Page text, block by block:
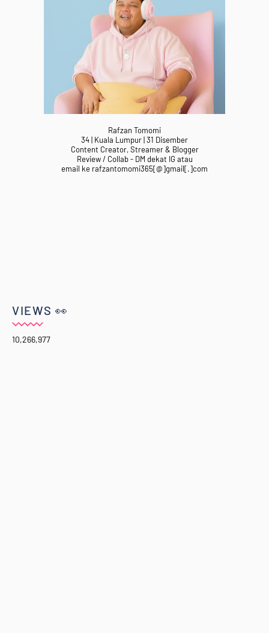
Rafzan Tomomi
34 | Kuala Lumpur | 31 Disember
Content Creator, Streamer & Blogger
Review / Collab - DM dekat IG atau
email ke rafzantomomi365[@]gmail[.]com
VIEWS 👀
10,266,977